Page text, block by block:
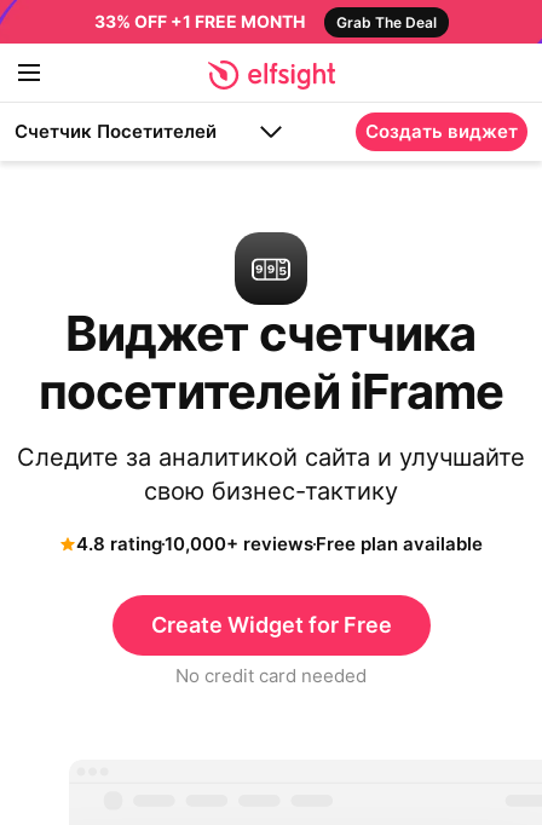
33% OFF +1 FREE MONTH Grab The Deal
Счетчик Посетителей Создать виджет
Виджет счетчика
посетителей iFrame
Следите за аналитикой сайта и улучшайте
свою бизнес-тактику
4.8 rating10,000+ reviewsFree plan available
Create Widget for Free
No credit card needed